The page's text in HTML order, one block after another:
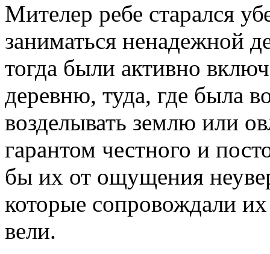
Мителер ребе старался
заниматься ненадежной
тогда были активно
деревню, туда, где была
возделывать землю или
гарантом честного и
бы их от ощущения
которые сопровождали
вели.